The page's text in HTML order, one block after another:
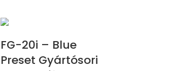
FG-20i – Blue
Preset Gyártósori